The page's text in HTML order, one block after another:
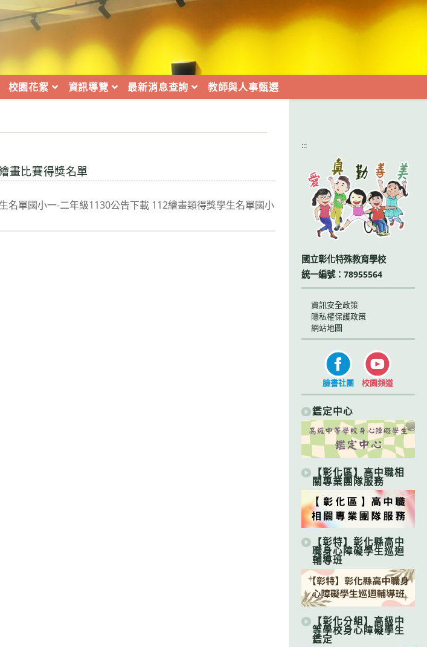
校園花絮 資訊導覽 最新消息查詢 教師與人事甄選
畫比賽得獎名單
名單國小一-二年級1130公告下載 112繪畫類得獎學生名單國小
:::
國立彰化特殊教育學校
統一編號：78955564
資訊安全政策
隱私權保護政策
網站地圖
臉書社團 校園頻道
鑑定中心
【彰化區】高中職相
關專業團隊服務
【彰特】彰化縣高中
職身心障礙學生巡迴
輔導班
【彰化分組】高級中
等學校身心障礙學生
鑑定